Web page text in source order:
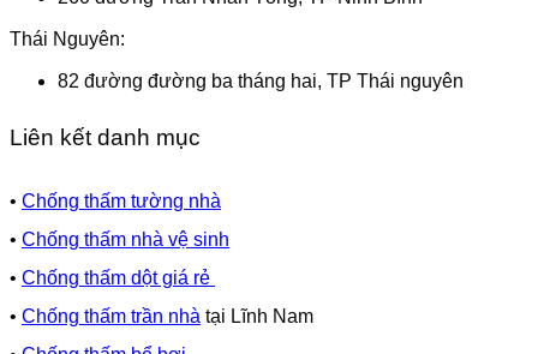
Thái Nguyên:
82 đường đường ba tháng hai, TP Thái nguyên
Liên kết danh mục
• Chống thấm tường nhà
• Chống thấm nhà vệ sinh
• Chống thấm dột giá rẻ
• Chống thấm trần nhà tại Lĩnh Nam